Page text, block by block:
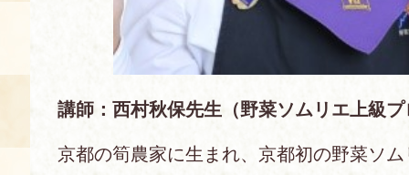
講師：西村秋保先生（野菜ソムリエ上級
京都の筍農家に生まれ、京都初の野菜ソ